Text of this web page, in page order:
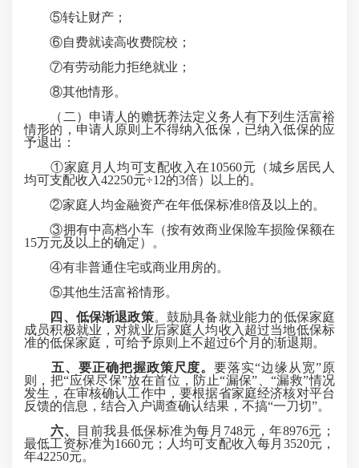
⑤转让财产；
⑥自费就读高收费院校；
⑦有劳动能力拒绝就业；
⑧其他情形。
（二）申请人的赡抚养法定义务人有下列生活富裕
情形的，申请人原则上不得纳入低保，已纳入低保的应
予退出：
①家庭月人均可支配收入在10560元（城乡居民人
均可支配收入42250元÷12的3倍）以上的。
②家庭人均金融资产在年低保标准8倍及以上的。
③拥有中高档小车（按有效商业保险车损险保额在
15万元及以上的确定）。
④有非普通住宅或商业用房的。
⑤其他生活富裕情形。
四、 低保渐退政策。鼓励具备就业能力的低保家庭
成员积极就业，对就业后家庭人均收入超过当地低保标
准的低保家庭，可给予原则上不超过6个月的渐退期。
五、 要正确把握政策尺度。要落实“边缘从宽”原
则，把“应保尽保”放在首位，防止“漏保”、“漏救”情况
发生，在审核确认工作中，要根据省家庭经济核对平台
反馈的信息，结合入户调查确认结果，不搞“一刀切”。
六、
目前我县低保标准为每月748元，年8976元；
最低工资标准为1660元；人均可支配收入每月3520元，
年42250元。